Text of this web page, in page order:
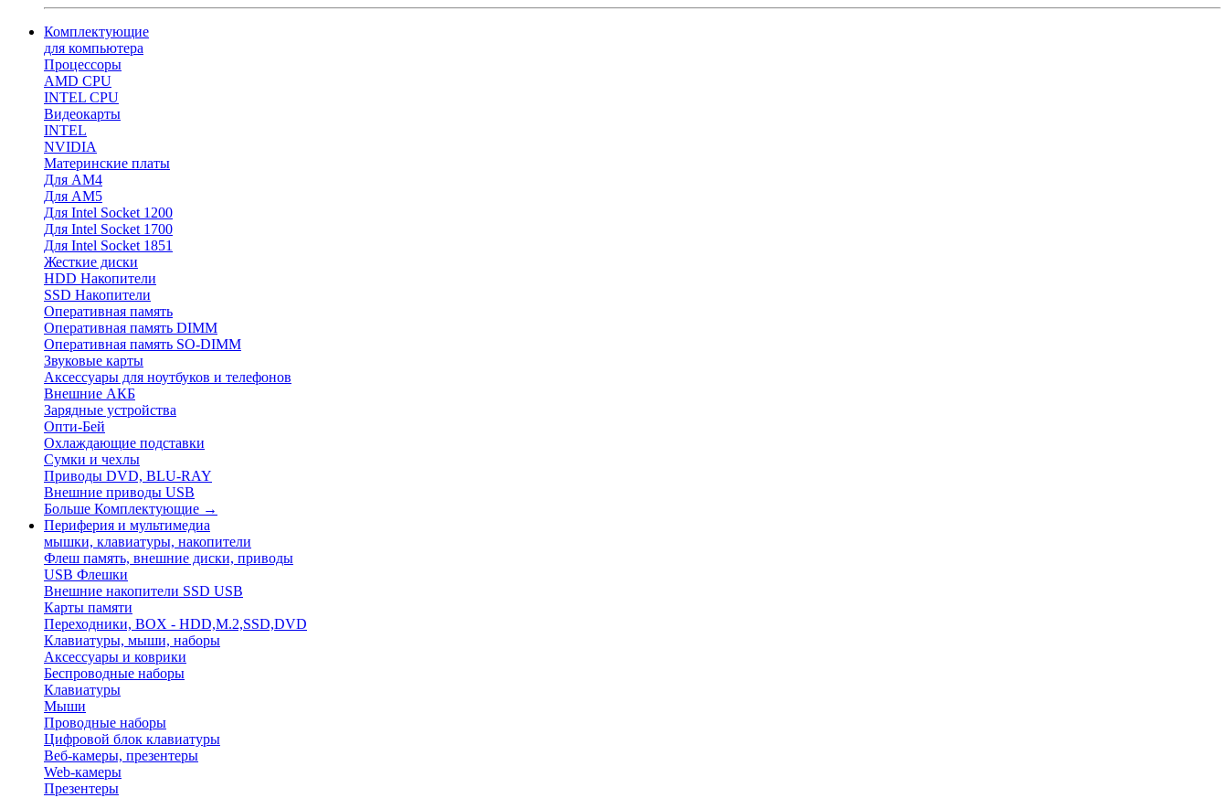
Комплектующие
для компьютера
Процессоры
AMD CPU
INTEL CPU
Видеокарты
INTEL
NVIDIA
Материнские платы
Для AM4
Для AM5
Для Intel Socket 1200
Для Intel Socket 1700
Для Intel Socket 1851
Жесткие диски
HDD Накопители
SSD Накопители
Оперативная память
Оперативная память DIMM
Оперативная память SO-DIMM
Звуковые карты
Аксессуары для ноутбуков и телефонов
Внешние АКБ
Зарядные устройства
Опти-Бей
Охлаждающие подставки
Сумки и чехлы
Приводы DVD, BLU-RAY
Внешние приводы USB
Больше Комплектующие →
Периферия и мультимедиа
мышки, клавиатуры, накопители
Флеш память, внешние диски, приводы
USB Флешки
Внешние накопители SSD USB
Карты памяти
Переходники, BOX - HDD,M.2,SSD,DVD
Клавиатуры, мыши, наборы
Аксессуары и коврики
Беспроводные наборы
Клавиатуры
Мыши
Проводные наборы
Цифровой блок клавиатуры
Веб-камеры, презентеры
Web-камеры
Презентеры